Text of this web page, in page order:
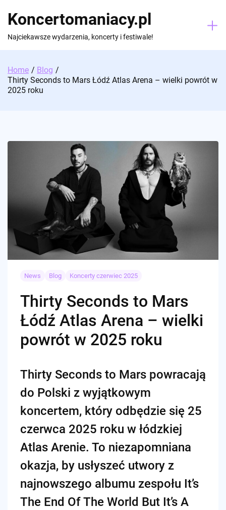
content
Koncertomaniacy.pl
Najciekawsze wydarzenia, koncerty i festiwale!
Home
Blog
Thirty Seconds to Mars Łódź Atlas Arena – wielki powrót w
2025 roku
News Blog Koncerty czerwiec 2025
Thirty Seconds to Mars
Łódź Atlas Arena – wielki
powrót w 2025 roku
Thirty Seconds to Mars powracają
do Polski z wyjątkowym
koncertem, który odbędzie się 25
czerwca 2025 roku w łódzkiej
Atlas Arenie. To niezapomniana
okazja, by usłyszeć utwory z
najnowszego albumu zespołu It’s
The End Of The World But It’s A